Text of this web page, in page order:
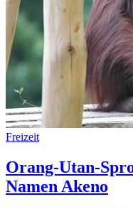
Freizeit
Orang-Utan-
Namen Akeno